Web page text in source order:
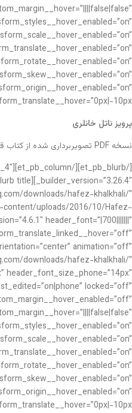
10px”]
پرویز ناتل خانلری
نسخه PDF تصویربرداری شده از کتاب قدیمی
downloads/hafez-khalkhali/”
content/uploads/2016/10/Hafez-
header_font=”|700|||||||”
animation=”off”
downloads/hafez-khalkhali/”
header_font_size_phone=”14px”
locked=”off”
10px”]